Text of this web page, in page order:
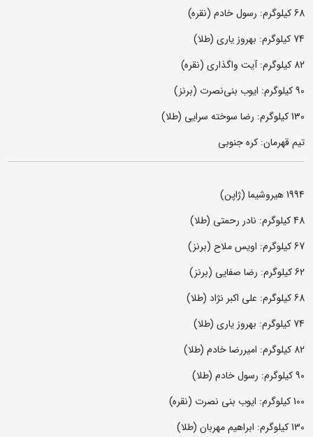
68 کیلوگرم: رسول خادم (نقره)
74 کیلوگرم: بهروز یاری (طلا)
82 کیلوگرم: آیت واگذاری (نقره)
90 کیلوگرم: ایوب بنی‌نصرت (برنز)
130 کیلوگرم: رضا سوخته‌ سرایی (طلا)
تیم قهرمان: کره جنوبی
1994 هیروشیما (ژاپن)
48 کیلوگرم: نادر رحمتی (طلا)
67 کیلوگرم: اویس ملاح (برنز)
62 کیلوگرم: رضا صفایی (برنز)
68 کیلوگرم: علی اکبر نژاد (طلا)
74 کیلوگرم: بهروز یاری (طلا)
82 کیلوگرم: امیررضا خادم (طلا)
90 کیلوگرم: رسول خادم (طلا)
100 کیلوگرم: ایوب بنی نصرت (نقره)
130 کیلوگرم: ابراهیم مهربان (طلا)